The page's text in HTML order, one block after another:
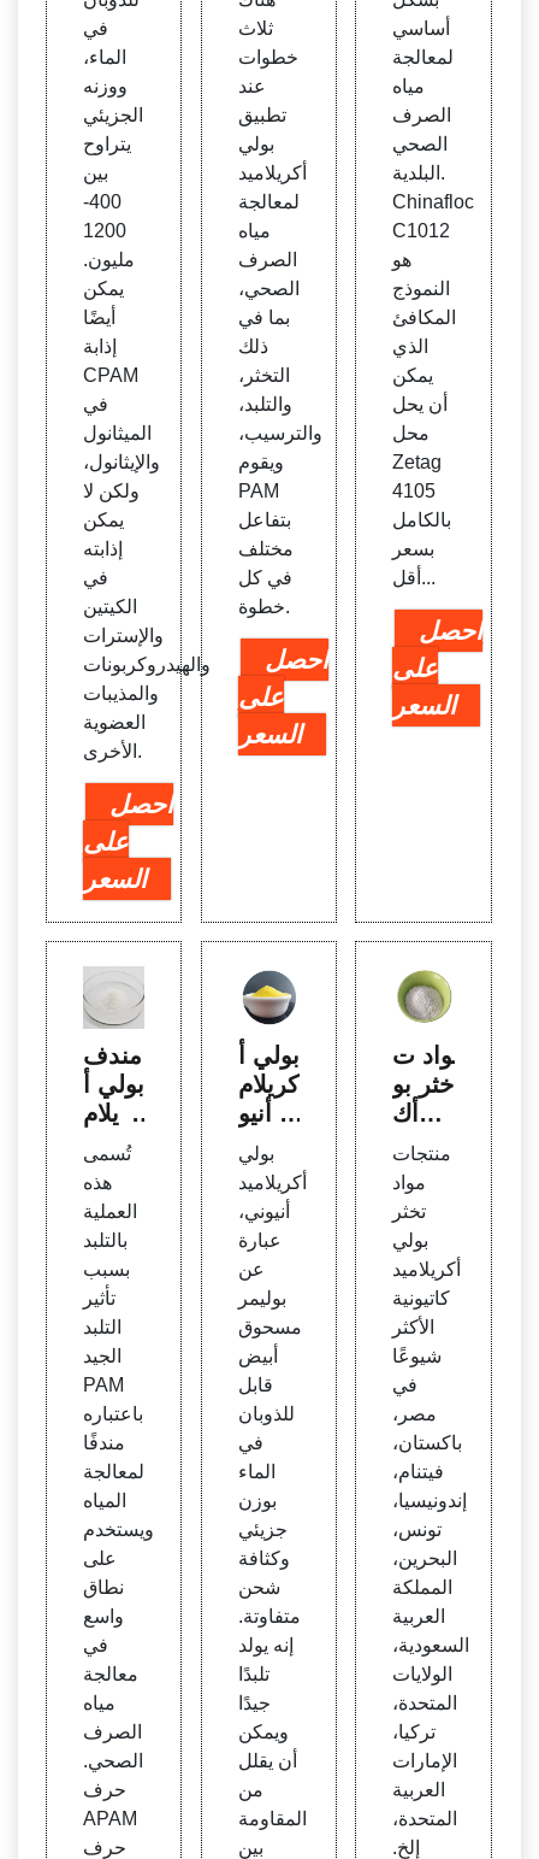
في
الماء،
ووزنه
الجزيئي
يتراوح
بين
400-
1200
مليون.
يمكن
أيضًا
إذابة
CPAM
في
الميثانول
والإيثانول،
ولكن لا
يمكن
إذابته
في
الكيتين
والإسترات
والهيدروكربونات
والمذيبات
العضوية
الأخرى.
احصل
على
السعر
ثلاث
خطوات
عند
تطبيق
بولي
أكريلاميد
لمعالجة
مياه
الصرف
الصحي،
بما في
ذلك
التخثر،
والتلبد،
والترسيب،
ويقوم
PAM
بتفاعل
مختلف
في كل
خطوة.
احصل
على
السعر
أساسي
لمعالجة
مياه
الصرف
الصحي
البلدية.
Chinafloc
C1012
هو
النموذج
المكافئ
الذي
يمكن
أن يحل
محل
Zetag
4105
بالكامل
بسعر
أقل...
احصل
على
السعر
مندف
بولي أ
كريلام
يد كيم
يائي
msd
s، كيم
يائي
تُسمى
هذه
العملية
بالتلبد
بسبب
تأثير
التلبد
الجيد
PAM
باعتباره
مندفًا
لمعالجة
المياه
ويستخدم
على
نطاق
واسع
في
معالجة
مياه
الصرف
الصحي.
حرف
APAM
حرف
بولي أ
كريلام
يد أنيو
ني (P
AM) ل
معالج
ة المي
اه
بولي
أكريلاميد
أنيوني،
عبارة
عن
بوليمر
مسحوق
أبيض
قابل
للذوبان
في
الماء
بوزن
جزيئي
وكثافة
شحن
متفاوتة.
إنه يولد
تلبدًا
جيدًا
ويمكن
أن يقلل
من
المقاومة
بين
مواد ت
خثر بو
لي أك
ريلامي
د كاتي
ونية،
كاتيو
نية
منتجات
مواد
تخثر
بولي
أكريلاميد
كاتيونية
الأكثر
شيوعًا
في
مصر،
باكستان،
فيتنام،
إندونيسيا،
تونس،
البحرين،
المملكة
العربية
السعودية،
الولايات
المتحدة،
تركيا،
الإمارات
العربية
المتحدة،
إلخ.